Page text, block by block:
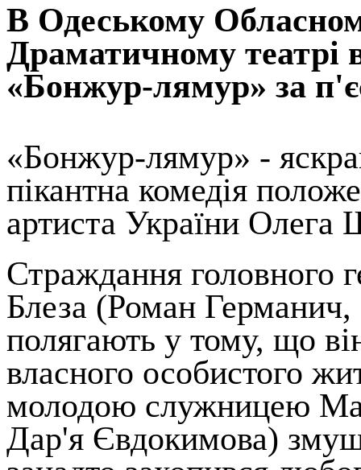
В Одеському
Драматичному театрі
«Бонжур-лямур» за
«Бонжур-лямур» -
пікантна комедія
артиста України Олега
Страждання головного
Блеза (Роман
полягають у тому, що
власного особистого
молодою служницею
Дар'я Євдокимова)